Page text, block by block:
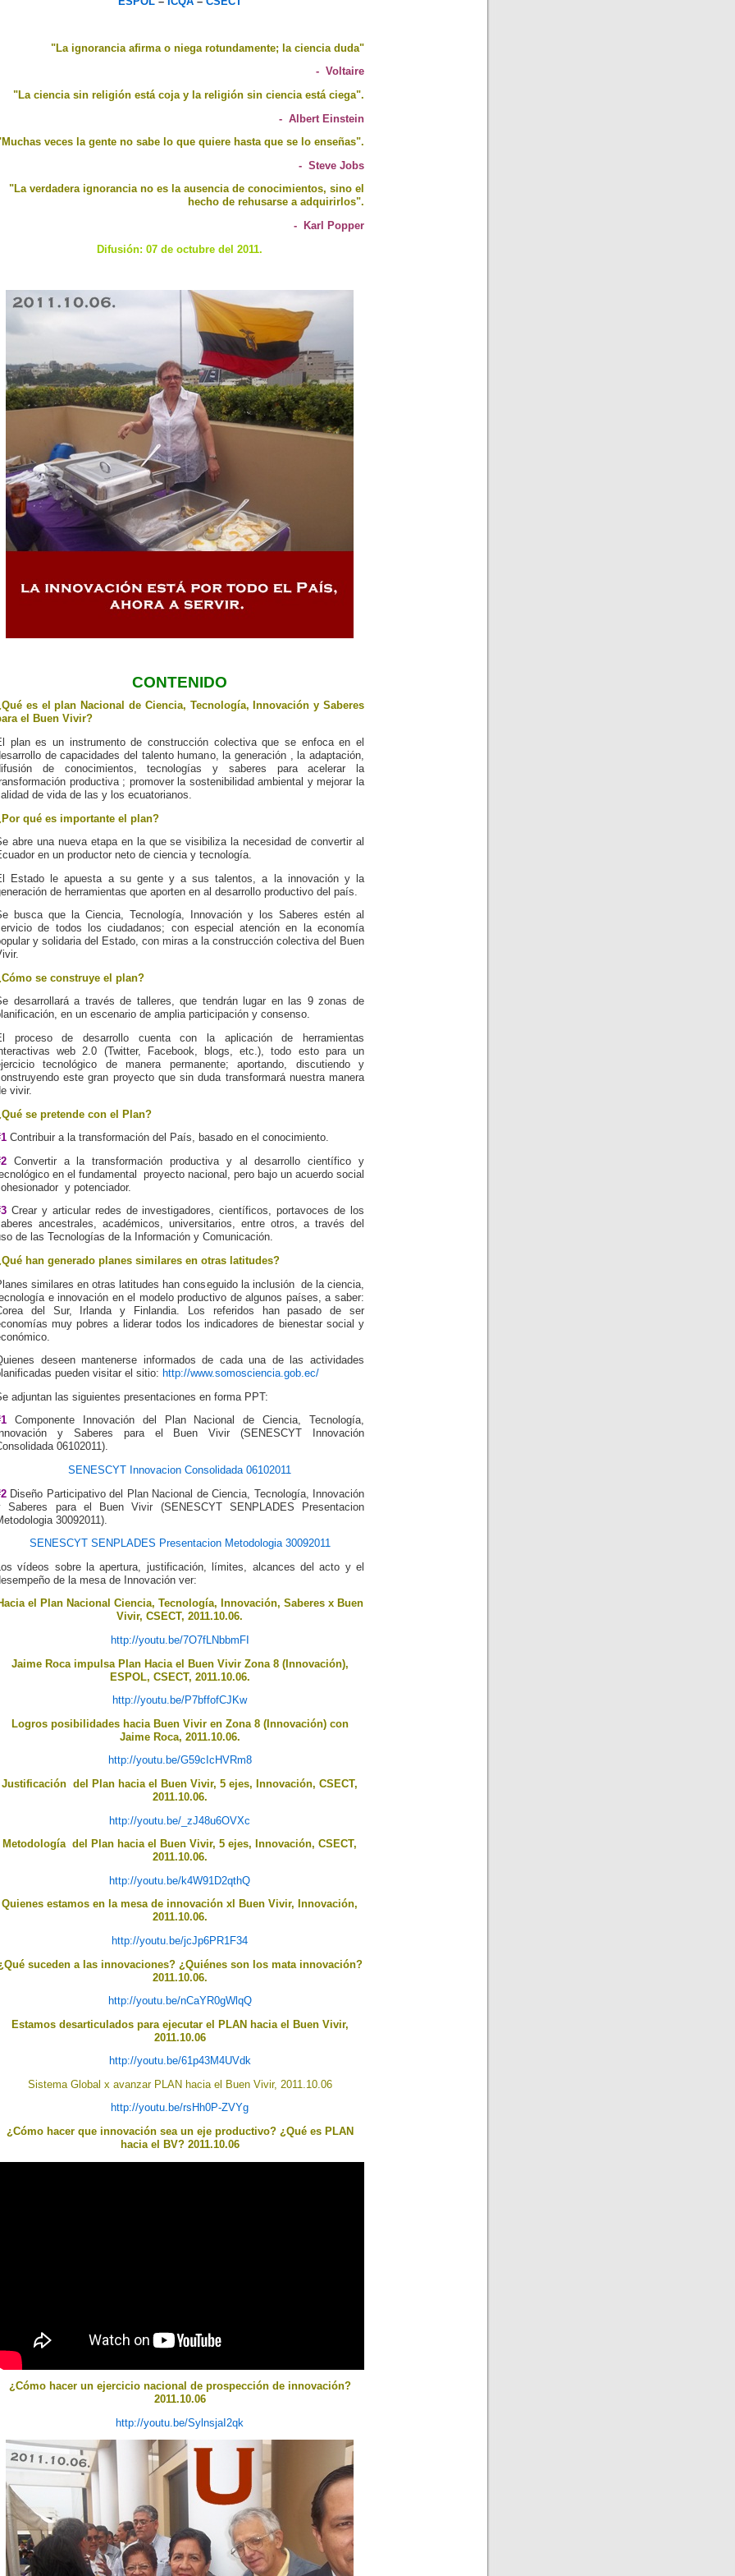
"La ignorancia afirma o niega rotundamente; la ciencia duda"
- Voltaire
"La ciencia sin religión está coja y la religión sin ciencia está ciega".
- Albert Einstein
veces la gente no sabe lo que quiere hasta que se lo enseñas".
- Steve Jobs
"La verdadera ignorancia no es la ausencia de conocimientos, sino el
hecho de rehusarse a adquirirlos".
- Karl Popper
Difusión: 07 de octubre del 2011.
CONTENIDO
es el plan Nacional de Ciencia, Tecnología, Innovación y Saberes
el Buen Vivir?
plan es un instrumento de construcción colectiva que se enfoca en el
de capacidades del talento humano, la generación , la adaptación,
de conocimientos, tecnologías y saberes para acelerar la
productiva ; promover la sostenibilidad ambiental y mejorar la
de vida de las y los ecuatorianos.
qué es importante el plan?
abre una nueva etapa en la que se visibiliza la necesidad de convertir al
en un productor neto de ciencia y tecnología.
Estado le apuesta a su gente y a sus talentos, a la innovación y la
de herramientas que aporten en al desarrollo productivo del país.
busca que la Ciencia, Tecnología, Innovación y los Saberes estén al
de todos los ciudadanos; con especial atención en la economía
y solidaria del Estado, con miras a la construcción colectiva del Buen
se construye el plan?
desarrollará a través de talleres, que tendrán lugar en las 9 zonas de
en un escenario de amplia participación y consenso.
proceso de desarrollo cuenta con la aplicación de herramientas
web 2.0 (Twitter, Facebook, blogs, etc.), todo esto para un
tecnológico de manera permanente; aportando, discutiendo y
este gran proyecto que sin duda transformará nuestra manera
vivir.
se pretende con el Plan?
Contribuir a la transformación del País, basado en el conocimiento.
Convertir a la transformación productiva y al desarrollo científico y
en el fundamental proyecto nacional, pero bajo un acuerdo social
y potenciador.
Crear y articular redes de investigadores, científicos, portavoces de los
ancestrales, académicos, universitarios, entre otros, a través del
de las Tecnologías de la Información y Comunicación.
han generado planes similares en otras latitudes?
similares en otras latitudes han conseguido la inclusión de la ciencia,
e innovación en el modelo productivo de algunos países, a saber:
del Sur, Irlanda y Finlandia. Los referidos han pasado de ser
muy pobres a liderar todos los indicadores de bienestar social y
deseen mantenerse informados de cada una de las actividades
pueden visitar el sitio: http://www.somosciencia.gob.ec/
adjuntan las siguientes presentaciones en forma PPT:
Componente Innovación del Plan Nacional de Ciencia, Tecnología,
y Saberes para el Buen Vivir (SENESCYT Innovación
06102011).
SENESCYT Innovacion Consolidada 06102011
Diseño Participativo del Plan Nacional de Ciencia, Tecnología, Innovación
Saberes para el Buen Vivir (SENESCYT SENPLADES Presentacion
30092011).
SENESCYT SENPLADES Presentacion Metodologia 30092011
vídeos sobre la apertura, justificación, límites, alcances del acto y el
de la mesa de Innovación ver:
el Plan Nacional Ciencia, Tecnología, Innovación, Saberes x Buen
Vivir, CSECT, 2011.10.06.
http://youtu.be/7O7fLNbbmFI
Jaime Roca impulsa Plan Hacia el Buen Vivir Zona 8 (Innovación),
ESPOL, CSECT, 2011.10.06.
http://youtu.be/P7bffofCJKw
Logros posibilidades hacia Buen Vivir en Zona 8 (Innovación) con
Jaime Roca, 2011.10.06.
http://youtu.be/G59cIcHVRm8
Justificación del Plan hacia el Buen Vivir, 5 ejes, Innovación, CSECT,
2011.10.06.
http://youtu.be/_zJ48u6OVXc
Metodología del Plan hacia el Buen Vivir, 5 ejes, Innovación, CSECT,
2011.10.06.
http://youtu.be/k4W91D2qthQ
Quienes estamos en la mesa de innovación xl Buen Vivir, Innovación,
2011.10.06.
http://youtu.be/jcJp6PR1F34
suceden a las innovaciones? ¿Quiénes son los mata innovación?
2011.10.06.
http://youtu.be/nCaYR0gWlqQ
Estamos desarticulados para ejecutar el PLAN hacia el Buen Vivir,
2011.10.06
http://youtu.be/61p43M4UVdk
Sistema Global x avanzar PLAN hacia el Buen Vivir, 2011.10.06
http://youtu.be/rsHh0P-ZVYg
¿Cómo hacer que innovación sea un eje productivo? ¿Qué es PLAN
hacia el BV? 2011.10.06
¿Cómo hacer un ejercicio nacional de prospección de innovación?
2011.10.06
http://youtu.be/SylnsjaI2qk